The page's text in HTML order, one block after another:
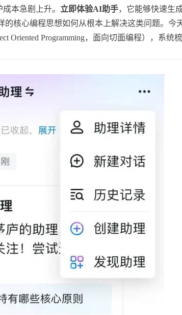
本急剧上升。 立即体验AI助手，它能够快速生
的核心编程思想如何从根本上解决这类问题。今
Programming，面向切面编程），系统